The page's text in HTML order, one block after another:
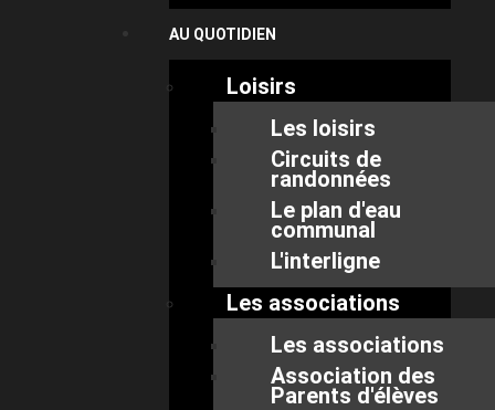
AU QUOTIDIEN
Loisirs
Les loisirs
Circuits de
randonnées
Le plan d'eau
communal
L'interligne
Les associations
Les associations
Association des
Parents d'élèves